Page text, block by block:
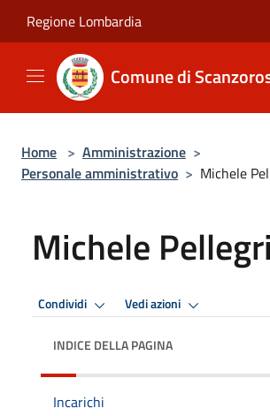
Regione Lombardia
Comune di
Home > Amministrazione >
Personale amministrativo > Michele
Michele
Condividi Vedi azioni
INDICE DELLA PAGINA
Incarichi